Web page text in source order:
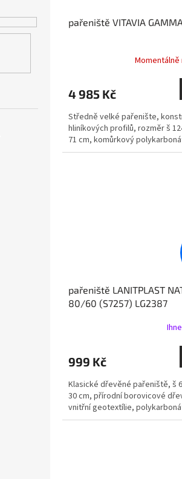
pařeniště VITAVIA
4 985 Kč
Středně velké pařenište,
hliníkových profilů, rozměr š
71 cm, komůrkový
pařeniště LANITPLAST
80/60 (S7257) LG2387
999 Kč
Klasické dřevěné pařeniště, š
30 cm, přírodní borovicové
vnitřní geotextílie,